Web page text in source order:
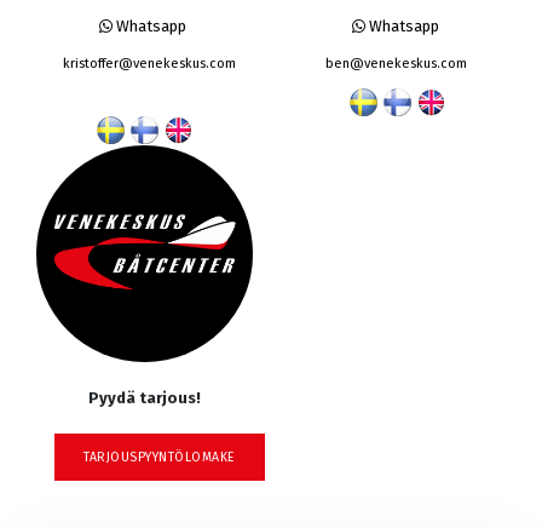
Whatsapp
kristoffer@venekeskus.com
Whatsapp
ben@venekeskus.com
Pyydä tarjous!
TARJOUSPYYNTÖLOMAKE